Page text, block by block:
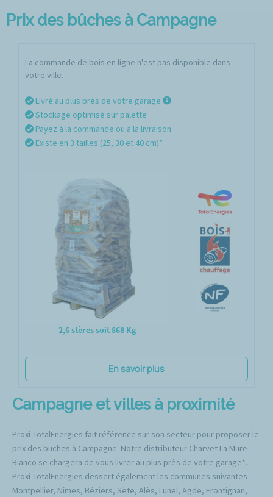
Prix des bûches à Campagne
2,6 stères soit 868 Kg
La commande de bois en ligne n'est pas disponible dans
votre ville.
Livré au plus près de votre garage
Stockage optimisé sur palette
Payez à la commande ou à la livraison
Existe en 3 tailles (25, 30 et 40 cm)*
En savoir plus
Campagne et villes à proximité
Proxi-TotalEnergies fait référence sur son secteur pour proposer le
prix des buches à Campagne. Notre distributeur Charvet La Mure
Bianco se chargera de vous livrer au plus près de votre garage*.
Proxi-TotalEnergies dessert également les communes suivantes :
Montpellier, Nîmes, Béziers, Sète, Alès, Lunel, Agde, Frontignan,